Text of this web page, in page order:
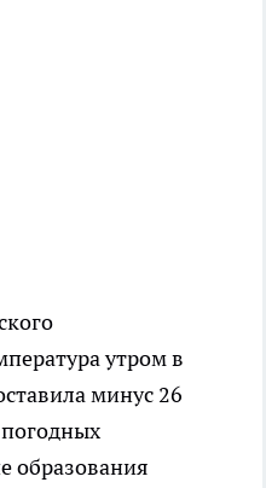
утром в
минус 26
образования